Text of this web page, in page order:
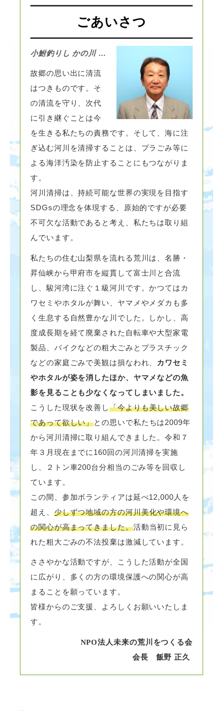
ごあいさつ
小鮒釣りし かの川 …
故郷の思い出に清流
はつきものです。そ
の清流を守り、次代
に引き継ぐことは今
を生きる私たちの責務です。そして、海に注
ぎ込む河川を清掃することは、プラごみ等に
よる海洋汚染を防止することにもつながりま
す。
河川清掃は、持続可能な世界の実現を目指す
SDGsの理念を体現する、原始的ですが必要
不可欠な活動であると考え、私たちは取り組
んでいます。
私たちの住む山梨県を流れる荒川は、名勝・
昇仙峡から甲府市を縦貫して富士川と合流
し、駿河湾に注ぐ１級河川です。かつてはカ
ワセミやホタルが舞い、ヤマメやメダカも多
く生息する自然豊かな川でした。しかし、高
度成長期を経て廃棄された自転車や大型家電
製品、バイクなどの粗大ごみとプラスチック
などの家庭ごみで美観は損なわれ、 カワセミ
やホタルが姿を消したほか、ヤマメなどの魚
影を見ることも少なくなってしまいました。
こうした現状を改善し「今よりも美しい故郷
であって欲しい」との思いで私たちは2009年
から河川清掃に取り組んできました。令和７
年３月現在までに160回の河川清掃を実施
し、２トン車200台分相当のごみ等を回収し
ています。
この間、参加ボランティアは延べ12,000人を
超え、 少しずつ地域の方の河川美化や環境へ
の関心が高まってきました。活動当初に見ら
れた粗大ごみの不法投棄は激減しています。
ささやかな活動ですが、こうした活動が全国
に広がり、多くの方の環境保護への関心が高
まることを願っています。
皆様からのご支援、よろしくお願いいたしま
す。
NPO法人未来の荒川をつくる会
会長 飯野 正久